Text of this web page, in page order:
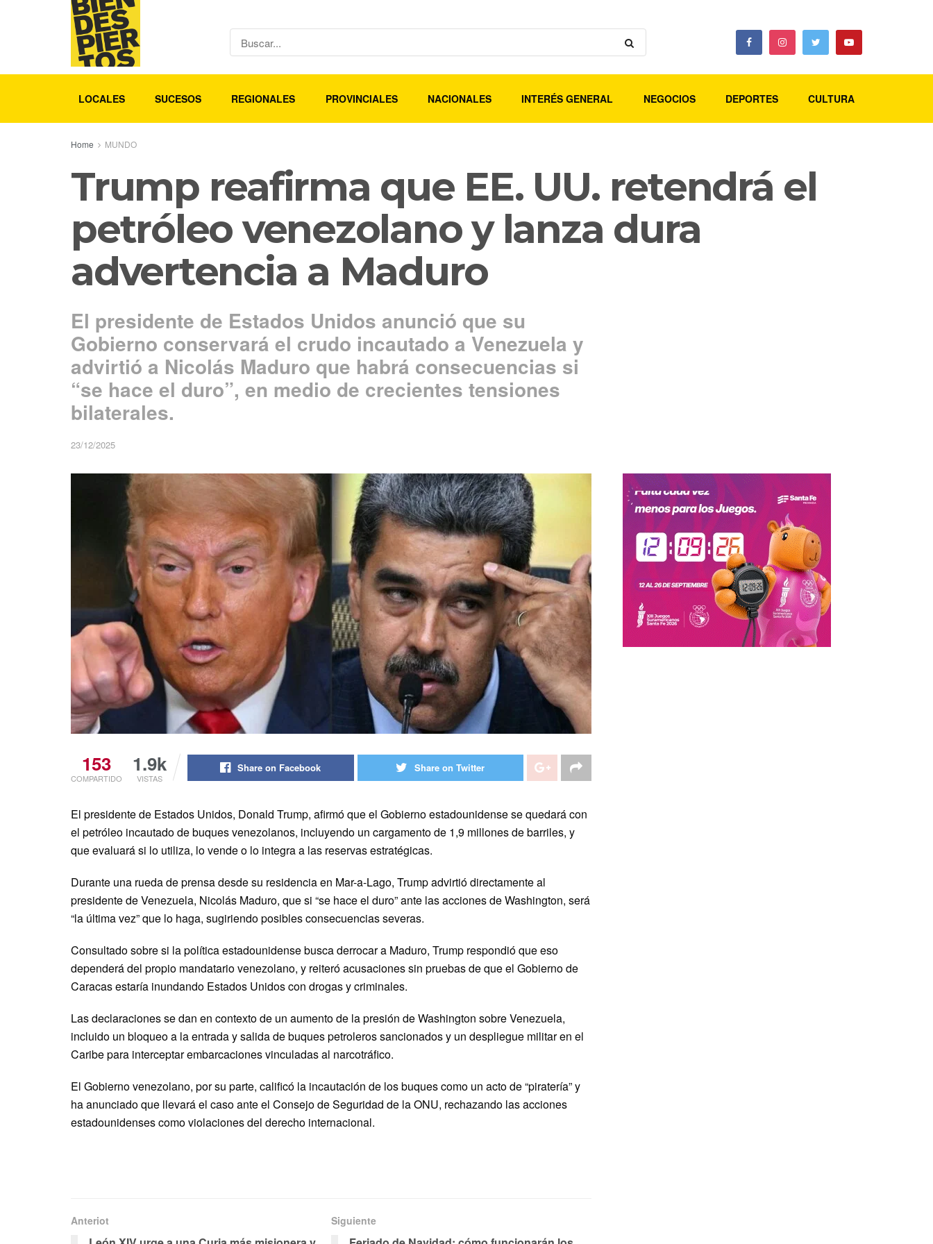
LOCALES SUCESOS REGIONALES PROVINCIALES NACIONALES INTERÉS GENERAL NEGOCIOS DEPORTES CULTURA
Home MUNDO
Trump reafirma que EE. UU. retendrá el
petróleo venezolano y lanza dura
advertencia a Maduro
El presidente de Estados Unidos anunció que su
Gobierno conservará el crudo incautado a Venezuela y
advirtió a Nicolás Maduro que habrá consecuencias si
“se hace el duro”, en medio de crecientes tensiones
bilaterales.
23/12/2025
153
COMPARTIDO
1.9k
VISTAS
Share on Facebook Share on Twitter
El presidente de Estados Unidos, Donald Trump, afirmó que el Gobierno estadounidense se quedará con
el petróleo incautado de buques venezolanos, incluyendo un cargamento de 1,9 millones de barriles, y
que evaluará si lo utiliza, lo vende o lo integra a las reservas estratégicas.
Durante una rueda de prensa desde su residencia en Mar-a-Lago, Trump advirtió directamente al
presidente de Venezuela, Nicolás Maduro, que si “se hace el duro” ante las acciones de Washington, será
“la última vez” que lo haga, sugiriendo posibles consecuencias severas.
Consultado sobre si la política estadounidense busca derrocar a Maduro, Trump respondió que eso
dependerá del propio mandatario venezolano, y reiteró acusaciones sin pruebas de que el Gobierno de
Caracas estaría inundando Estados Unidos con drogas y criminales.
Las declaraciones se dan en contexto de un aumento de la presión de Washington sobre Venezuela,
incluido un bloqueo a la entrada y salida de buques petroleros sancionados y un despliegue militar en el
Caribe para interceptar embarcaciones vinculadas al narcotráfico.
El Gobierno venezolano, por su parte, calificó la incautación de los buques como un acto de “piratería” y
ha anunciado que llevará el caso ante el Consejo de Seguridad de la ONU, rechazando las acciones
estadounidenses como violaciones del derecho internacional.
Anteriot Siguiente